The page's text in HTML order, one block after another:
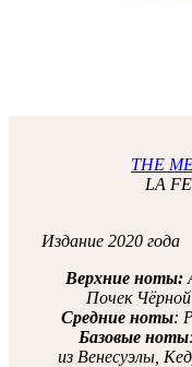
THE
LA
Издание 2020 года
Верхние ноты:
Почек
Средние ноты:
Базовые ноты
из Венесуэлы,